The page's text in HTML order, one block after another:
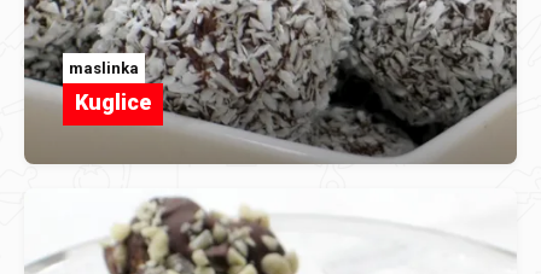
maslinka
Kuglice